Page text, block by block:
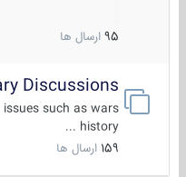
95 ارسال ها
Discussions
issues such as wars
history ...
159 ارسال ها